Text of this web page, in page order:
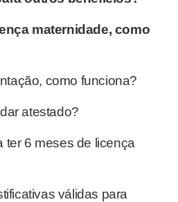
maternidade, como
como funciona?
atestado?
ter 6 meses de licença
válidas para